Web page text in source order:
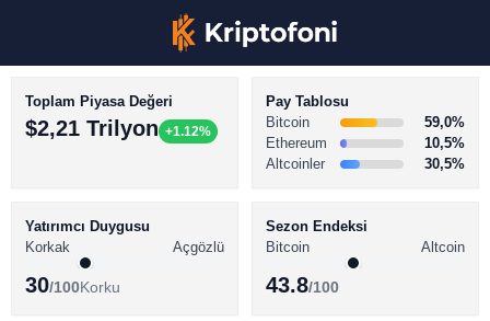
BİTCOİN HABERLERİ
ALTCOİN HABERLERİ
Toplam Piyasa Değeri
$2,21 Trilyon +1.12%
Pay Tablosu
Bitcoin
59,0%
Ethereum
10,5%
Altcoinler
30,5%
Yatırımcı Duygusu
Korkak
Açgözlü
30/100Korku
Sezon Endeksi
Bitcoin
Altcoin
43.8/100